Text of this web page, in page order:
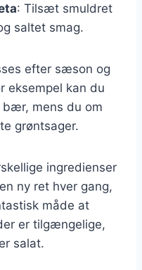
: Tilsæt smuldret
saltet smag.
efter sæson og
eksempel kan du
bær, mens du om
grøntsager.
ingredienser
ny ret hver gang,
måde at
er tilgængelige,
salat.